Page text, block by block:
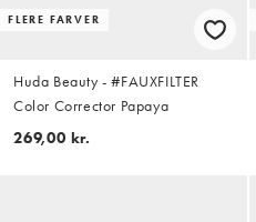
FLERE FARVER
Huda Beauty - #FAUXFILTER
Color Corrector Papaya
269,00 kr.